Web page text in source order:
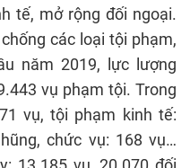
tế, mở rộng đối ngoại.
các loại tội phạm,
năm 2019, lực lượng
vụ phạm tội. Trong
vụ, tội phạm kinh tế:
chức vụ: 168 vụ…